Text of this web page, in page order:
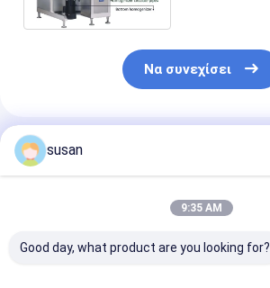
Να συνεχίσει
Συνιστώμενα Προϊόντα
susan
9:35 AM
Good day, what product are you looking for?